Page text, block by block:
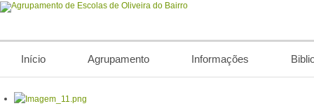
Início Agrupamento Informações